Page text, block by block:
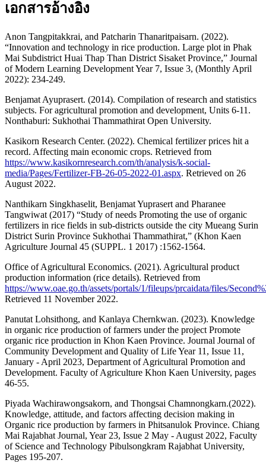
เอกสารอ้างอิง
Anon Tangpitakkrai, and Patcharin Thanaritpaisarn. (2022).
“Innovation and technology in rice production. Large plot in Phak
Mai Subdistrict Huai Thap Than District Sisaket Province,” Journal
of Modern Learning Development Year 7, Issue 3, (Monthly April
2022): 234-249.
Benjamat Ayuprasert. (2014). Compilation of research and statistics
subjects. For agricultural promotion and development, Units 6-11.
Nonthaburi: Sukhothai Thammathirat Open University.
Kasikorn Research Center. (2022). Chemical fertilizer prices hit a
record. Affecting main economic crops. Retrieved from
https://www.kasikornresearch.com/th/analysis/k-social-
media/Pages/Fertilizer-FB-26-05-2022-01.aspx. Retrieved on 26
August 2022.
Nanthikarn Singkhaselit, Benjamat Yuprasert and Pharanee
Tangwiwat (2017) “Study of needs Promoting the use of organic
fertilizers in rice fields in sub-districts outside the city Mueang Surin
District Surin Province Sukhothai Thammathirat,” (Khon Kaen
Agriculture Journal 45 (SUPPL. 1 2017) :1562-1564.
Office of Agricultural Economics. (2021). Agricultural product
production information (rice details). Retrieved from
https://www.oae.go.th/assets/portals/1/fileups/prcaidata/files/
Retrieved 11 November 2022.
Panutat Lohsithong, and Kanlaya Chernkwan. (2023). Knowledge
in organic rice production of farmers under the project Promote
organic rice production in Khon Kaen Province. Journal Journal of
Community Development and Quality of Life Year 11, Issue 11,
January - April 2023, Department of Agricultural Promotion and
Development. Faculty of Agriculture Khon Kaen University, pages
46-55.
Piyada Wachirawongsakorn, and Thongsai Chamnongkarn.(2022).
Knowledge, attitude, and factors affecting decision making in
Organic rice production by farmers in Phitsanulok Province. Chiang
Mai Rajabhat Journal, Year 23, Issue 2 May - August 2022, Faculty
of Science and Technology Pibulsongkram Rajabhat University,
Pages 195-207.